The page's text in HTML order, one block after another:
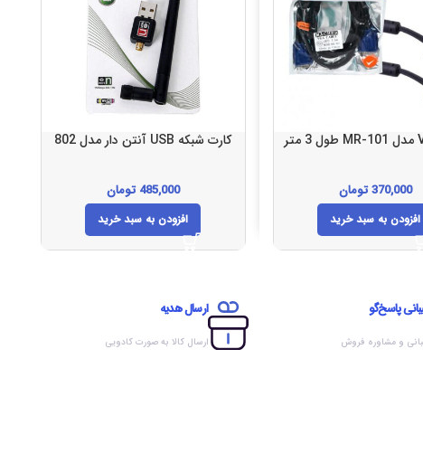
370,000 تومان
افزودن به سبد خرید
کارت شبکه USB آنتن دار مدل 802
485,000 تومان
افزودن به سبد خرید
پاسخ‌گو
و مشاوره فروش
ارسال هدیه
ارسال کالا به صورت کادویی